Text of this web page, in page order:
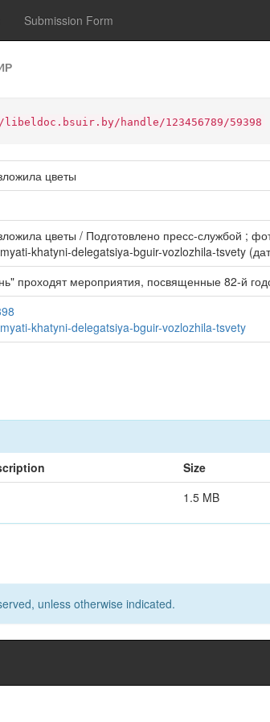
Submission Form
handle/123456789/59398
цветы
цветы / Подготовлено пресс-службой ;
khatyni-delegatsiya-bguir-vozlozhila-tsvety
проходят мероприятия, посвященные 82-й
khatyni-delegatsiya-bguir-vozlozhila-tsvety
Size
1.5 MB
unless otherwise indicated.